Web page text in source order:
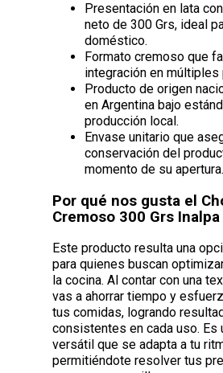
Presentación en lata
neto de 300 Grs, ideal
doméstico.
Formato cremoso que
integración en múltiples
Producto de origen
en Argentina bajo
producción local.
Envase unitario que
conservación del
momento de su apertura.
Por qué nos gusta el
Cremoso 300 Grs Inalpa
Este producto resulta una
para quienes buscan
la cocina. Al contar con una
vas a ahorrar tiempo y
tus comidas, logrando
consistentes en cada uso. Es
versátil que se adapta a tu
permitiéndote resolver tus